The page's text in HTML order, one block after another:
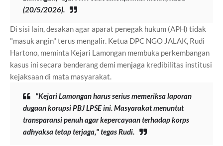
(20/5/2026).
Di sisi lain, desakan agar aparat penegak hukum (APH) tidak
"masuk angin" terus mengalir. Ketua DPC NGO JALAK, Rudi
Hartono, meminta Kejari Lamongan membuka perkembangan
kasus ini secara benderang demi menjaga kredibilitas institusi
kejaksaan di mata masyarakat.
"Kejari Lamongan harus serius memeriksa laporan
dugaan korupsi PBJ LPSE ini. Masyarakat menuntut
transparansi penuh agar kepercayaan terhadap korps
adhyaksa tetap terjaga," tegas Rudi.